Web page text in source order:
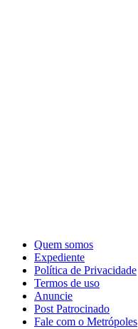
Quem somos
Expediente
Política de Privacidade
Termos de uso
Anuncie
Post Patrocinado
Fale com o Metrópoles